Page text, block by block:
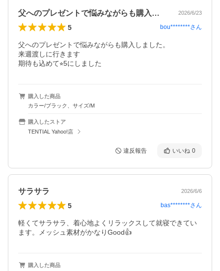
父へのプレゼントで悩みながらも購入しま… 2026/6/23
5 bou********さん
父へのプレゼントで悩みながらも購入しました。
来週渡しに行きます
期待も込めて⭐︎5にしました
購入した商品
カラー/ブラック、サイズ/M
購入したストア
TENTIAL Yahoo!店
違反報告 いいね 0
サラサラ 2026/6/6
5 bas********さん
軽くてサラサラ、着心地よくリラックスして就寝できてい
ます。メッシュ素材がかなりGood👍
購入した商品